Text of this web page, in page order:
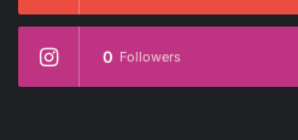
0 Followers